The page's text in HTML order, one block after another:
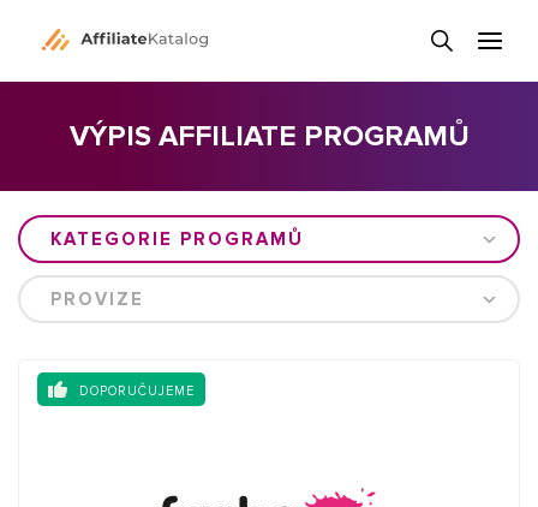
VÝPIS AFFILIATE PROGRAMŮ
KATEGORIE PROGRAMŮ
PROVIZE
DOPORUČUJEME